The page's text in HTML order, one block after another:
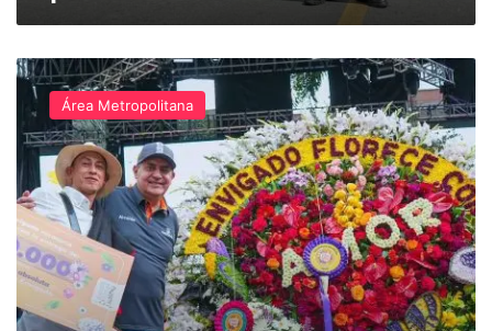
¡A
celebrar!
Ítalo
Alonso
Soto
fue
el
ganador
absoluto
de
Muestra
Área Metropolitana